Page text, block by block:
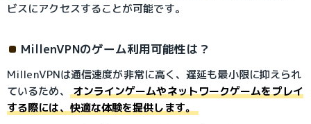
ビスにアクセスすることが可能です。
MillenVPNのゲーム利用可能性は？
MillenVPNは通信速度が非常に高く、遅延も最小限に抑えられ
ているため、
オンラインゲームやネットワークゲームをプレイ
する際には、快適な体験を提供します。